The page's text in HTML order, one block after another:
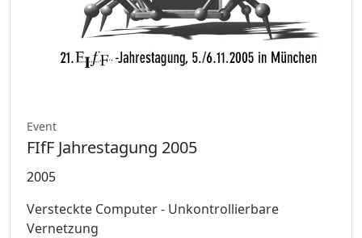
Event
FIfF Jahrestagung 2005
2005
Versteckte Computer - Unkontrollierbare
Vernetzung